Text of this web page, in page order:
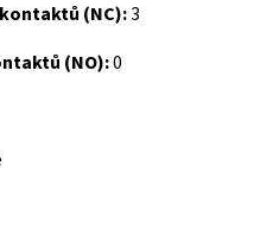
(NC):3
(NO):0